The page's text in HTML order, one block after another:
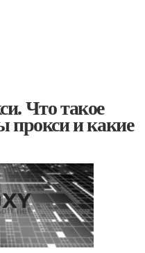
Что такое
прокси и какие